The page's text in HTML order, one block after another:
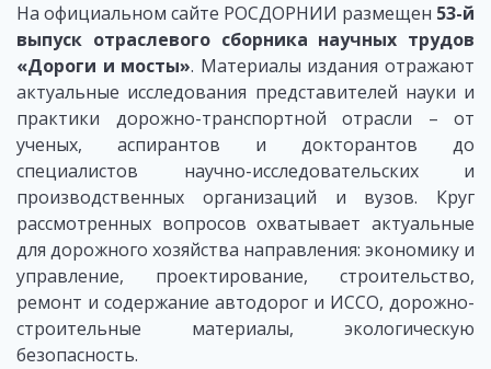
На официальном сайте РОСДОРНИИ размещен 53-й
выпуск отраслевого сборника научных трудов
«Дороги и мосты». Материалы издания отражают
актуальные исследования представителей науки и
практики дорожно-транспортной отрасли – от
ученых, аспирантов и докторантов до
специалистов научно-исследовательских и
производственных организаций и вузов. Круг
рассмотренных вопросов охватывает актуальные
для дорожного хозяйства направления: экономику и
управление, проектирование, строительство,
ремонт и содержание автодорог и ИССО, дорожно-
строительные материалы, экологическую
безопасность.